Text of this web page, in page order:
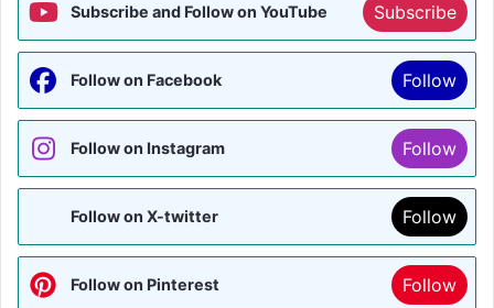
Subscribe and Follow on YouTube Subscribe
Follow on Facebook Follow
Follow on Instagram Follow
Follow on X-twitter Follow
Follow on Pinterest Follow